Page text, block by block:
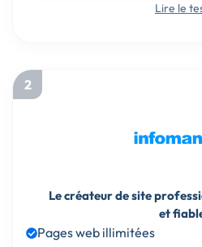
Lire le
2
Le créateur de site
et
Pages web illimitées